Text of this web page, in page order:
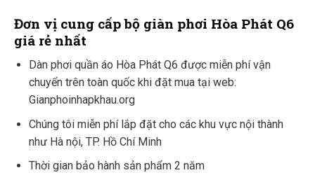
Đơn vị cung cấp bộ giàn phơi Hòa Phát Q6
giá rẻ nhất
Dàn phơi quần áo Hòa Phát Q6 được miễn phí vận
chuyển trên toàn quốc khi đặt mua tại web:
Gianphoinhapkhau.org
Chúng tôi miễn phí lắp đặt cho các khu vực nội thành
như Hà nội, TP. Hồ Chí Minh
Thời gian bảo hành sản phẩm 2 năm